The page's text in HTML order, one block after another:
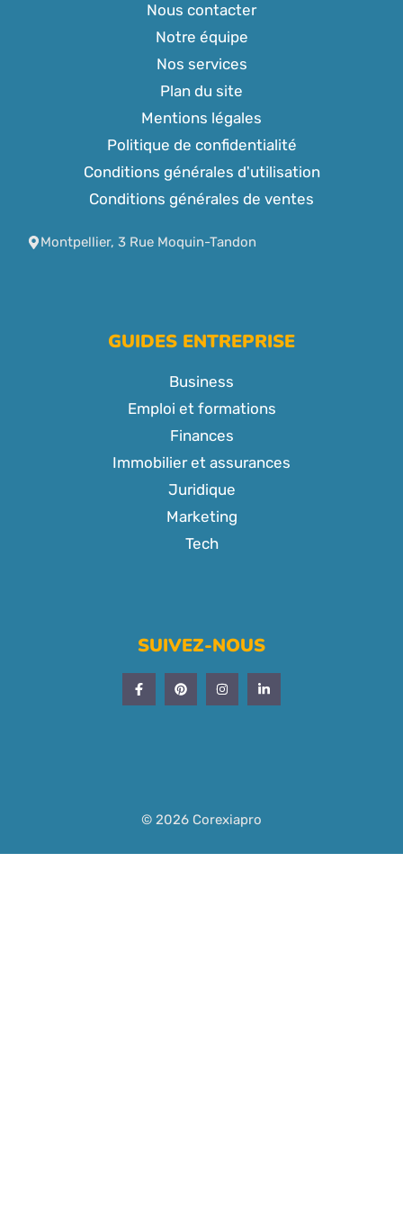
Nous contacter
Notre équipe
Nos services
Plan du site
Mentions légales
Politique de confidentialité
Conditions générales d'utilisation
Conditions générales de ventes
Montpellier, 3 Rue Moquin-Tandon
GUIDES ENTREPRISE
Business
Emploi et formations
Finances
Immobilier et assurances
Juridique
Marketing
Tech
SUIVEZ-NOUS
© 2026 Corexiapro